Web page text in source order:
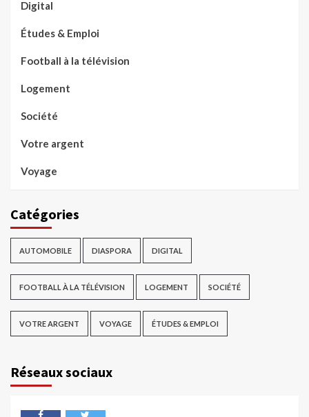
Digital
Études & Emploi
Football à la télévision
Logement
Société
Votre argent
Voyage
Catégories
AUTOMOBILE DIASPORA DIGITAL
FOOTBALL À LA TÉLÉVISION LOGEMENT SOCIÉTÉ
VOTRE ARGENT VOYAGE ÉTUDES & EMPLOI
Réseaux sociaux